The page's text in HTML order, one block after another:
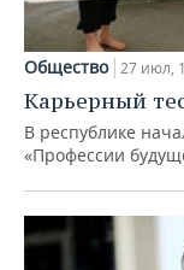
Общество 27 июл,
Карьерный
В республике
«Профессии